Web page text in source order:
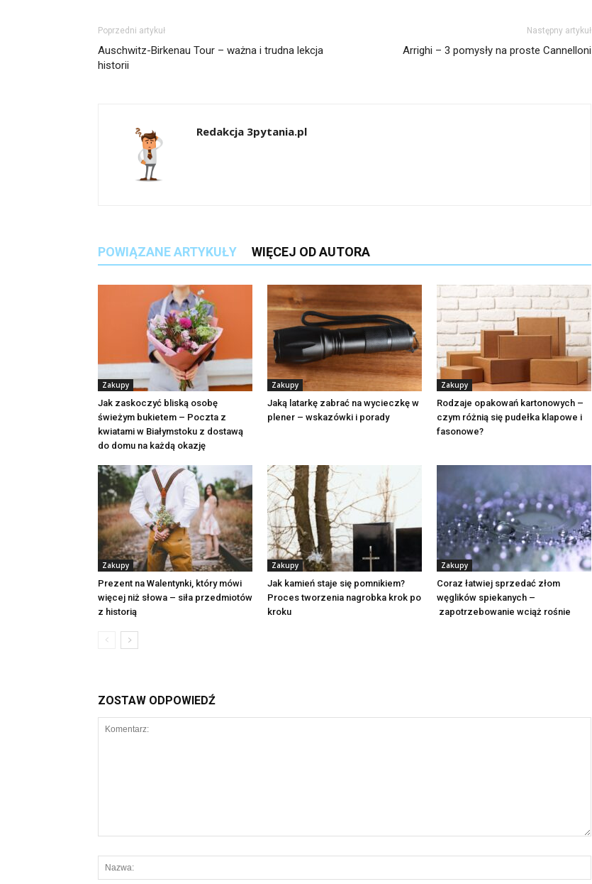
Poprzedni artykuł
Auschwitz-Birkenau Tour – ważna i trudna lekcja
historii
Następny artykuł
Arrighi – 3 pomysły na proste Cannelloni
Redakcja 3pytania.pl
POWIĄZANE ARTYKUŁY WIĘCEJ OD AUTORA
Zakupy
Jak zaskoczyć bliską osobę
świeżym bukietem – Poczta z
kwiatami w Białymstoku z dostawą
do domu na każdą okazję
Zakupy
Jaką latarkę zabrać na wycieczkę w
plener – wskazówki i porady
Zakupy
Rodzaje opakowań kartonowych –
czym różnią się pudełka klapowe i
fasonowe?
Zakupy
Prezent na Walentynki, który mówi
więcej niż słowa – siła przedmiotów
z historią
Zakupy
Jak kamień staje się pomnikiem?
Proces tworzenia nagrobka krok po
kroku
Zakupy
Coraz łatwiej sprzedać złom
węglików spiekanych –
zapotrzebowanie wciąż rośnie
ZOSTAW ODPOWIEDŹ